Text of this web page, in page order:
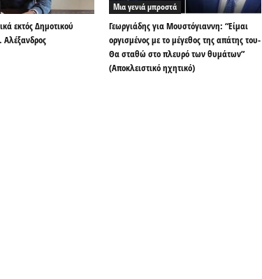
εκτός Δημοτικού
Μια γενιά μπροστά
Γεωργιάδης για Μουστόγιαννη: “Είμαι
οργισμένος με το μέγεθος της απάτης του-
Θα σταθώ στο πλευρό των θυμάτων”
(Αποκλειστικό ηχητικό)